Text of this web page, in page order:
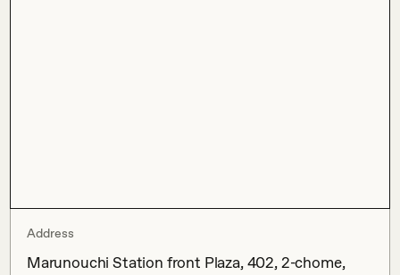
Address
Marunouchi Station front Plaza, 402, 2-chome,